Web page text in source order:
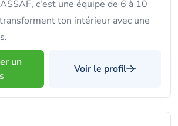
c'est une équipe de 6 à 10
ton intérieur avec une
un
Voir le profil